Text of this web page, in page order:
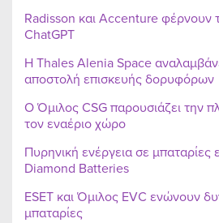
Radisson και Accenture φέρνουν
ChatGPT
Η Thales Alenia Space
αποστολή επισκευής δορυφόρων
Ο Όμιλος CSG παρουσιάζει την
τον εναέριο χώρο
Πυρηνική ενέργεια σε μπαταρίες
Diamond Batteries
ESET και Όμιλος EVC ενώνουν
μπαταρίες